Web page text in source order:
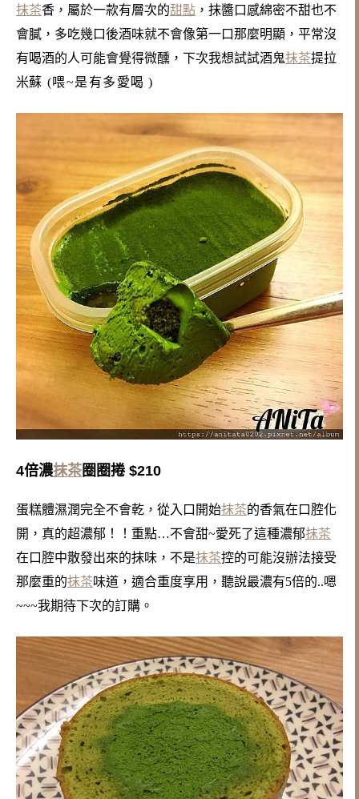
抹茶香，屬於一款有層次的甜點 ， 抹醬口感綿密不甜也不
會膩，多吃幾口後酒味就不會像第一口那麼明顯， 平常沒
有喝酒的人可能會覺得微醺，下次我想試試酒鬼抹茶提拉
米蘇 (喂~是有多愛喝 )
4倍濃抹茶圈圈捲 $210
蛋糕體濕潤完全不會乾，從入口開始抹茶的香氣在口腔化
開，真的超濃郁！！ 重點…不會甜~愛死了這種濃郁抹茶
在口腔中散發出來的抹味， 不是抹茶控的可能沒辦法接受
那麼重的抹茶味道，適合重度享用， 聽說最濃有5倍的..嗯
~~~我期待下次的訂購。